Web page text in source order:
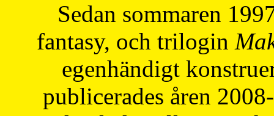
Sedan sommaren
fantasy, och trilogin
egenhändigt
publicerades åren